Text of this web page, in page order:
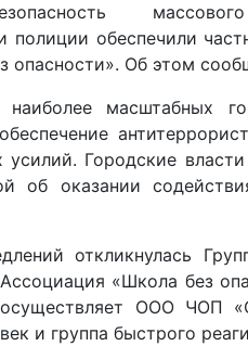
полиции обеспечили
опасности». Об этом
масштабных
усилий. Городские
об оказании
откликнулась
Ассоциация «Школа без
ООО ЧОП
и группа быстрого